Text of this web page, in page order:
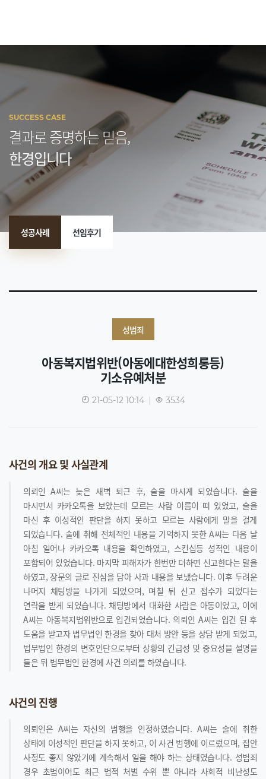
SUCCESS CASE
결과로 증명하는 믿음,
한경입니다
성공사례 선임후기
성범죄
아동복지법위반(아동에대한성희롱등)
기소유예처분
21-05-12 10:14 | 3534
사건의 개요 및 사실관계
의뢰인 A씨는 늦은 새벽 퇴근 후, 술을 마시게 되었습니다. 술을
마시면서 카카오톡을 보았는데 모르는 사람 이름이 떠 있었고, 술을
마신 후 이성적인 판단을 하지 못하고 모르는 사람에게 말을 걸게
되었습니다. 술에 취해 전체적인 내용을 기억하지 못한 A씨는 다음 날
아침 일어나 카카오톡 내용을 확인하였고, 스킨십등 성적인 내용이
포함되어 있었습니다. 마지막 피해자가 한번만 더하면 신고한다는 말을
하였고, 장문의 글로 진심을 담아 사과 내용을 보냈습니다. 이후 두려운
나머지 채팅방을 나가게 되었으며, 며칠 뒤 신고 접수가 되었다는
연락을 받게 되었습니다. 채팅방에서 대화한 사람은 아동이었고, 이에
A씨는 아동복지법위반으로 입건되었습니다. 의뢰인 A씨는 입건 된 후
도움을 받고자 법무법인 한경을 찾아 대처 방안 등을 상담 받게 되었고,
법무법인 한경의 변호인단으로부터 상황의 긴급성 및 중요성을 설명을
들은 뒤 법무법인 한경에 사건 의뢰를 하였습니다.
사건의 진행
의뢰인은 A씨는 자신의 범행을 인정하였습니다. A씨는 술에 취한
상태에 이성적인 판단을 하지 못하고, 이 사건 범행에 이르렀으며, 집안
사정도 좋지 않았기에 계속해서 일을 해야 하는 상태였습니다. 성범죄
경우 초범이어도 최근 법적 처벌 수위 뿐 아니라 사회적 비난성도